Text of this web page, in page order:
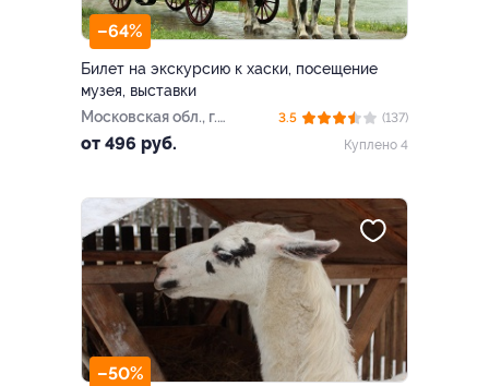
–64%
Билет на экскурсию к хаски, посещение
музея, выставки
Московская обл., г.
Дзержинский, ул. Лесная,
от 496 руб.
3.5
(137)
Куплено 4
–50%